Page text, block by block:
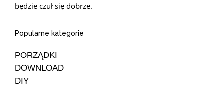
będzie czuł się dobrze.
Popularne kategorie
PORZĄDKI
DOWNLOAD
DIY